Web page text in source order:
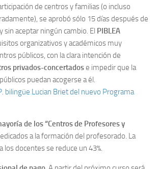
de centros y familias (o incluso
se aprobó sólo 15 días después de
sin aceptar ningún cambio. El PIBLEA
organizativos y académicos muy
públicos, con la clara intención de
privados-concertadose impedir que la
puedan acogerse a él.
bilingüe Lucian Briet del nuevo Programa
de los “Centros de Profesores y
a la formación del profesorado. La
los docentes se reduce un 43%.